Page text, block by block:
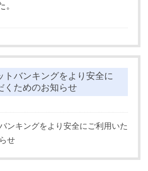
。
トバンキングをより安全に
くためのお知らせ
ンキングをより安全にご利用いた
せ